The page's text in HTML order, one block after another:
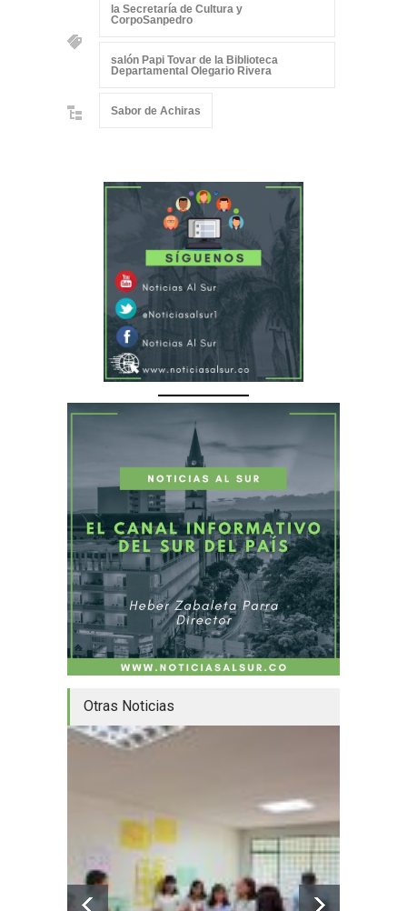
la Secretaría de Cultura y
CorpoSanpedro
salón Papi Tovar de la Biblioteca
Departamental Olegario Rivera
Sabor de Achiras
Otras Noticias